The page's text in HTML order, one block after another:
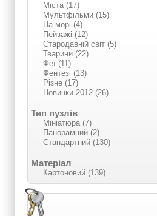
Міста (17)
Мультфільми (15)
На морі (4)
Пейзажі (12)
Стародавній світ (5)
Тварини (22)
Феї (11)
Фентезі (13)
Різне (17)
Нoвинки 2012 (26)
Тип пузлів
Мініатюра (7)
Панорамний (2)
Стандартний (130)
Матеріал
Картоновий (139)